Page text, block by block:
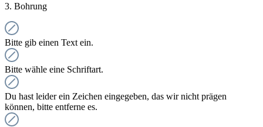
3. Bohrung
Bitte gib einen Text ein.
Bitte wähle eine Schriftart.
Du hast leider ein Zeichen eingegeben, das wir nicht prägen
können, bitte entferne es.